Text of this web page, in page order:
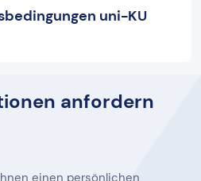
uni-KU
anfordern
einen persönlichen